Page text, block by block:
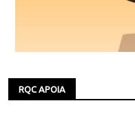
RQC APOIA